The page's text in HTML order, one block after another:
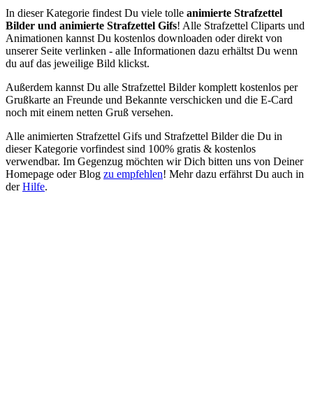
In dieser Kategorie findest Du viele tolle animierte Strafzettel
Bilder und animierte Strafzettel Gifs! Alle Strafzettel Cliparts und
Animationen kannst Du kostenlos downloaden oder direkt von
unserer Seite verlinken - alle Informationen dazu erhältst Du wenn
du auf das jeweilige Bild klickst.
Außerdem kannst Du alle Strafzettel Bilder komplett kostenlos per
Grußkarte an Freunde und Bekannte verschicken und die E-Card
noch mit einem netten Gruß versehen.
Alle animierten Strafzettel Gifs und Strafzettel Bilder die Du in
dieser Kategorie vorfindest sind 100% gratis & kostenlos
verwendbar. Im Gegenzug möchten wir Dich bitten uns von Deiner
Homepage oder Blog zu empfehlen! Mehr dazu erfährst Du auch in
derHilfe.